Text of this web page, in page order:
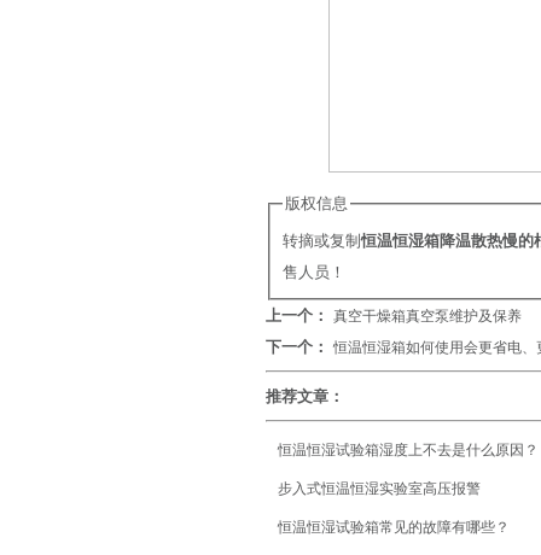
版权信息
转摘或复制恒温恒湿箱降温散热慢的
售人员！
上一个： 真空干燥箱真空泵维护及保养
下一个：恒温恒湿箱如何使用会更省电、
推荐文章：
恒温恒湿试验箱湿度上不去是什么原因？
步入式恒温恒湿实验室高压报警
恒温恒湿试验箱常见的故障有哪些？